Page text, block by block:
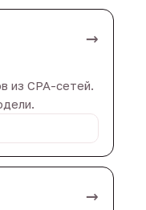
→
из CPA-сетей.
→